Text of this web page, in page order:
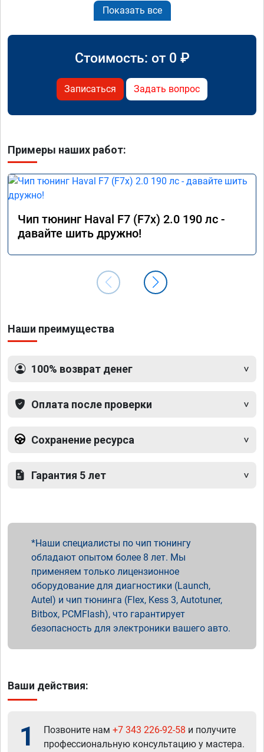
Показать все
Стоимость: от 0 ₽
Записаться Задать вопрос
Примеры наших работ:
Чип тюнинг Haval F7 (F7x) 2.0 190 лс -
давайте шить дружно!
Наши преимущества
100% возврат денег
Оплата после проверки
Сохранение ресурса
Гарантия 5 лет
Наши специалисты по чип тюнингу
обладают опытом более 8 лет. Мы
применяем только лицензионное
оборудование для диагностики (Launch,
Autel) и чип тюнинга (Flex, Kess 3, Autotuner,
Bitbox, PCMFlash), что гарантирует
безопасность для электроники вашего авто.
Ваши действия:
1 Позвоните нам +7 343 226-92-58 и получите
профессиональную консультацию у мастера.